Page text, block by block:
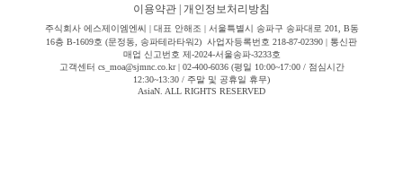
이용약관 개인정보처리방침
주식회사 에스제이엠엔씨 | 대표 안해조 | 서울특별시 송파구 송파대로 201, B동
16층 B-1609호 (문정동, 송파테라타워2) 사업자등록번호 218-87-02390 | 통신판
매업 신고번호 제-2024-서울송파-3233호
고객센터 cs_moa@sjmnc.co.kr | 02-400-6036 (평일 10:00~17:00 / 점심시간
12:30~13:30 / 주말 및 공휴일 휴무)
AsiaN. ALL RIGHTS RESERVED